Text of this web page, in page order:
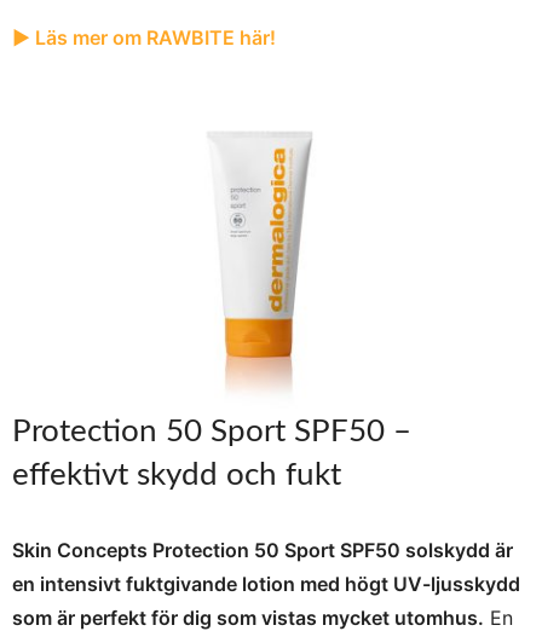
► Läs mer om RAWBITE här!
Protection 50 Sport SPF50 –
effektivt skydd och fukt
Skin Concepts Protection 50 Sport SPF50 solskydd är
en intensivt fuktgivande lotion med högt UV-ljusskydd
som är perfekt för dig som vistas mycket utomhus. En